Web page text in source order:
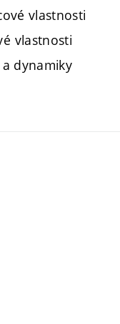
vlastnosti
vlastnosti
dynamiky